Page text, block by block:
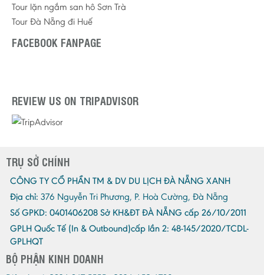
Tour lặn ngắm san hô Sơn Trà
Tour Đà Nẵng đi Huế
FACEBOOK FANPAGE
REVIEW US ON TRIPADVISOR
TRỤ SỞ CHÍNH
CÔNG TY CỔ PHẦN TM & DV DU LỊCH ĐÀ NẴNG XANH
Địa chỉ: 376 Nguyễn Tri Phương, P. Hoà Cường, Đà Nẵng
Số GPKD: 0401406208 Sở KH&ĐT ĐÀ NẴNG cấp 26/10/2011
GPLH Quốc Tế (In & Outbound)cấp lần 2: 48-145/2020/TCDL-
GPLHQT
BỘ PHẬN KINH DOANH